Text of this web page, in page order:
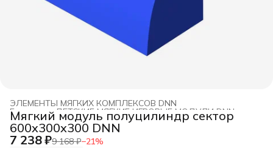
ЭЛЕМЕНТЫ МЯГКИХ КОМПЛЕКСОВ DNN
ДЕТСКИЕ МЯГКИЕ ИГРОВЫЕ МОДУЛИ DNN
Главная ›
Мягкий модуль полуцилиндр сектор
600x300x300 DNN
7 238 ₽9 168 ₽−21%